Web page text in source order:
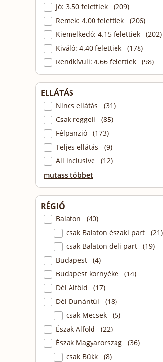
Jó: 3.50 felettiek (209)
Remek: 4.00 felettiek (206)
Kiemelkedő: 4.15 felettiek (202)
Kiváló: 4.40 felettiek (178)
Rendkívüli: 4.66 felettiek (98)
ELLÁTÁS
Nincs ellátás (31)
Csak reggeli (85)
Félpanzió (173)
Teljes ellátás (9)
All inclusive (12)
mutass többet
RÉGIÓ
Balaton (40)
csak Balaton északi part (21)
csak Balaton déli part (19)
Budapest (4)
Budapest környéke (14)
Dél Alföld (17)
Dél Dunántúl (18)
csak Mecsek (5)
Észak Alföld (22)
Észak Magyarország (36)
csak Bükk (8)